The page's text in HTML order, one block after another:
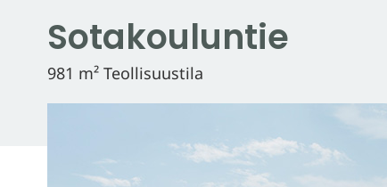
Sotakouluntie
981 m² Teollisuustila